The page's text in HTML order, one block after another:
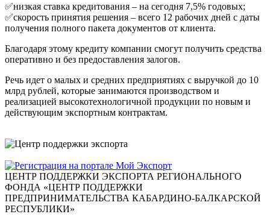
✅низкая ставка кредитования – на сегодня 7,5% годовых;
✅скорость принятия решения – всего 12 рабочих дней с даты
получения полного пакета документов от клиента.
Благодаря этому кредиту компании смогут получить средства
оперативно и без предоставления залогов.
Речь идет о малых и средних предприятиях с выручкой до 10
млрд рублей, которые занимаются производством и
реализацией высокотехнологичной продукции по новым и
действующим экспортным контрактам.
ЦЕНТР ПОДДЕРЖКИ ЭКСПОРТА РЕГИОНАЛЬНОГО
ФОНДА «ЦЕНТР ПОДДЕРЖКИ
ПРЕДПРИНИМАТЕЛЬСТВА КАБАРДИНО-БАЛКАРСКОЙ
РЕСПУБЛИКИ»